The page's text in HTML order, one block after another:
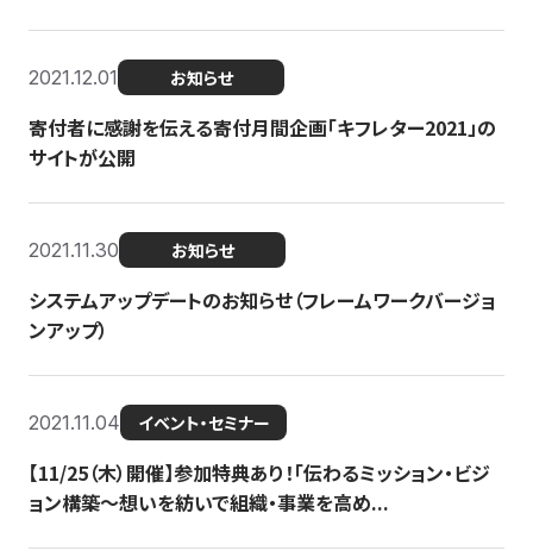
2021.12.01 お知らせ
寄付者に感謝を伝える寄付月間企画「キフレター2021」の
サイトが公開
2021.11.30 お知らせ
システムアップデートのお知らせ（フレームワークバージョ
ンアップ）
2021.11.04 イベント・セミナー
【11/25（木）開催】参加特典あり！「伝わるミッション・ビジ
ョン構築〜想いを紡いで組織・事業を高め...